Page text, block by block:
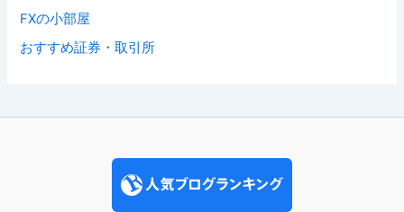
FXの小部屋
おすすめ証券・取引所